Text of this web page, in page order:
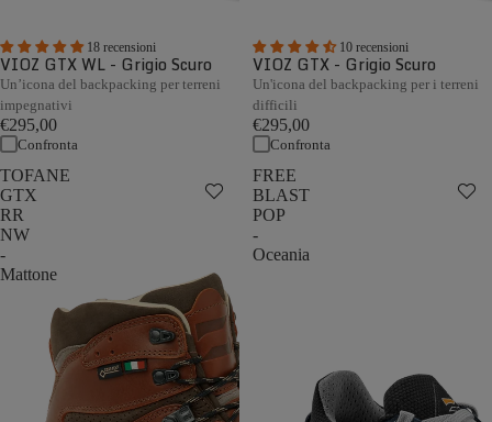
18 recensioni
VIOZ GTX WL - Grigio Scuro
Un’icona del backpacking per terreni
impegnativi
€295,00
Confronta
10 recensioni
VIOZ GTX - Grigio Scuro
Un'icona del backpacking per i terreni
difficili
€295,00
Confronta
TOFANE
GTX
RR
NW
-
Mattone
FREE
BLAST
POP
-
Oceania